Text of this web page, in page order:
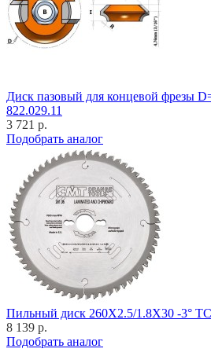
Диск пазовый для концевой фрезы
822.029.11
3 721 р.
Подобрать аналог
Пильный диск 260X2.5/1.8X30 -3°
8 139 р.
Подобрать аналог